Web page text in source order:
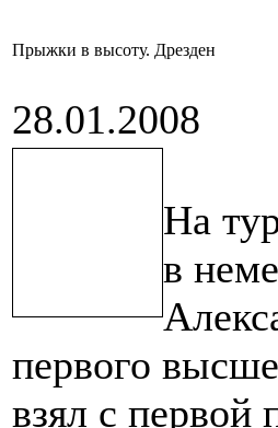
Прыжки в высоту. Дрезден
28.01.2008
На
в
первого
взял с первой